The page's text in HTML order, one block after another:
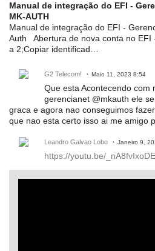
Manual de integração do EFI -
MK-AUTH
Manual de integração do EFI -
Auth Abertura de nova conta no EFI
a 2;Copiar identificad…
G2 Telecom! Maio 11, 2023 8:54
Que esta Acontecendo com
gerencianet @mkauth ele
graca e agora nao conseguimos
que nao esta certo isso ai me amigo
Leandro Galvao Lobo Janeiro 9,
https://youtu.be/_nA8fvIxoDE